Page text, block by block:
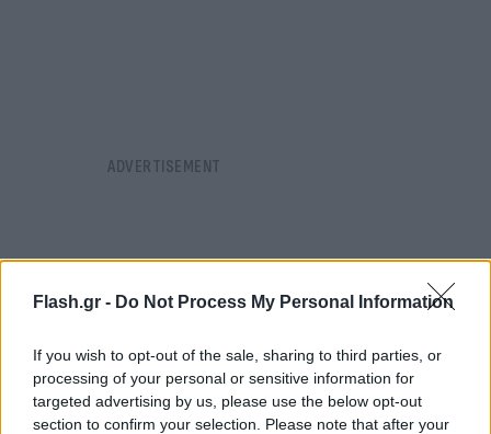
Flash.gr - Do Not Process My Personal Information
If you wish to opt-out of the sale, sharing to third parties, or
processing of your personal or sensitive information for
targeted advertising by us, please use the below opt-out
section to confirm your selection. Please note that after your